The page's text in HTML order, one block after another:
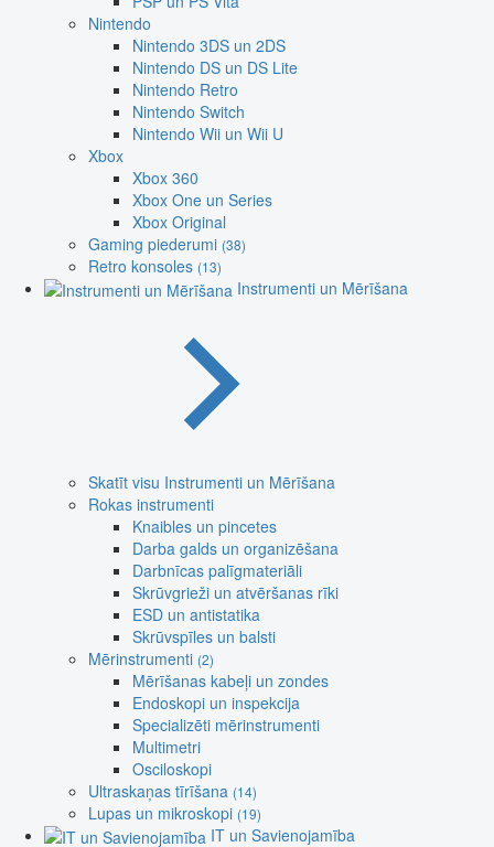
Nintendo
Nintendo 3DS un 2DS
Nintendo DS un DS Lite
Nintendo Retro
Nintendo Switch
Nintendo Wii un Wii U
Xbox
Xbox 360
Xbox One un Series
Xbox Original
Gaming piederumi (38)
Retro konsoles (13)
Instrumenti un Mērīšana
Skatīt visu Instrumenti un Mērīšana
Rokas instrumenti
Knaibles un pincetes
Darba galds un organizēšana
Darbnīcas palīgmateriāli
Skrūvgrieži un atvēršanas rīki
ESD un antistatika
Skrūvspīles un balsti
Mērinstrumenti (2)
Mērīšanas kabeļi un zondes
Endoskopi un inspekcija
Specializēti mērinstrumenti
Multimetri
Osciloskopi
Ultraskaņas tīrīšana (14)
Lupas un mikroskopi (19)
IT un Savienojamība